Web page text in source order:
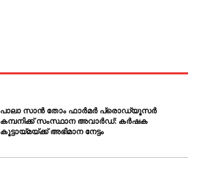
പാലാ സാൻ തോം ഫാർമർ പ്രൊഡ്യൂസർ
കമ്പനിക്ക് സംസ്ഥാന അവാർഡ്: കർഷക
കൂട്ടായ്മയ്ക്ക് അഭിമാന നേട്ടം